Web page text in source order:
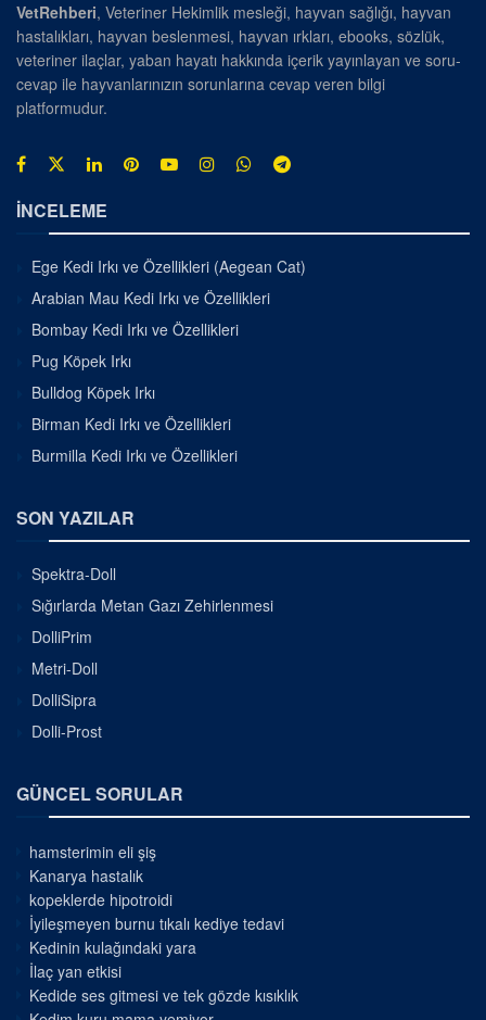
VetRehberi, Veteriner Hekimlik mesleği, hayvan sağlığı, hayvan
hastalıkları, hayvan beslenmesi, hayvan ırkları, ebooks, sözlük,
veteriner ilaçlar, yaban hayatı hakkında içerik yayınlayan ve soru-
cevap ile hayvanlarınızın sorunlarına cevap veren bilgi
platformudur.
İNCELEME
Ege Kedi Irkı ve Özellikleri (Aegean Cat)
Arabian Mau Kedi Irkı ve Özellikleri
Bombay Kedi Irkı ve Özellikleri
Pug Köpek Irkı
Bulldog Köpek Irkı
Birman Kedi Irkı ve Özellikleri
Burmilla Kedi Irkı ve Özellikleri
SON YAZILAR
Spektra-Doll
Sığırlarda Metan Gazı Zehirlenmesi
DolliPrim
Metri-Doll
DolliSipra
Dolli-Prost
GÜNCEL SORULAR
hamsterimin eli şiş
Kanarya hastalık
kopeklerde hipotroidi
İyileşmeyen burnu tıkalı kediye tedavi
Kedinin kulağındaki yara
İlaç yan etkisi
Kedide ses gitmesi ve tek gözde kısıklık